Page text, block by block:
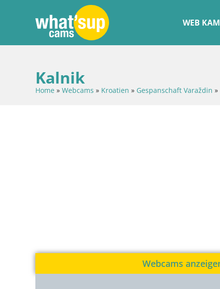
WEB
Kalnik
Home » Webcams » Kroatien » Gespanschaft Varaždin »
Webcams